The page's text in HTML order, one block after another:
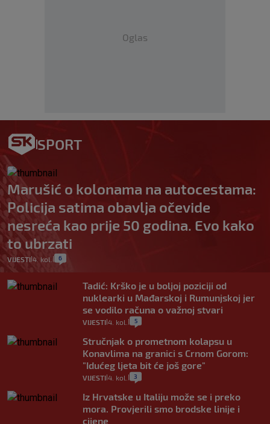
Oglas
SPORT
Marušić o kolonama na autocestama:
Policija satima obavlja očevide
nesreća kao prije 50 godina. Evo kako
to ubrzati
VIJESTI 4. kol. 6
Tadić: Krško je u boljoj poziciji od
nuklearki u Mađarskoj i Rumunjskoj jer
se vodilo računa o važnoj stvari
VIJESTI 4. kol. 5
Stručnjak o prometnom kolapsu u
Konavlima na granici s Crnom Gorom:
"Idućeg ljeta bit će još gore"
VIJESTI 4. kol. 3
Iz Hrvatske u Italiju može se i preko
mora. Provjerili smo brodske linije i
cijene